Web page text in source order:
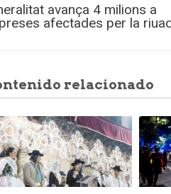
avança 4 milions a
afectades per la
relacionado